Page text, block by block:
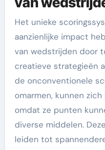
Het unieke
aanzienlijke impact
van wedstrijden door
creatieve strategieën
de onconventionele
omarmen, kunnen
omdat ze punten
diverse middelen.
leiden tot